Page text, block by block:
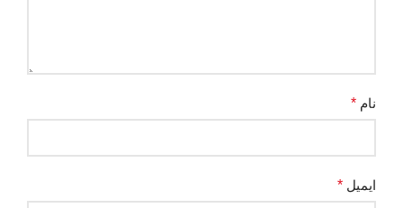
نام *
ایمیل *